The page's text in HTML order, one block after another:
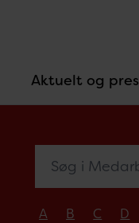
Aktuelt og
A B C D